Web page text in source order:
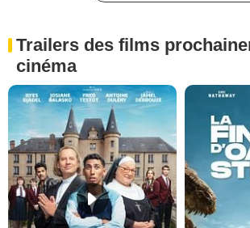
Trailers des films
cinéma